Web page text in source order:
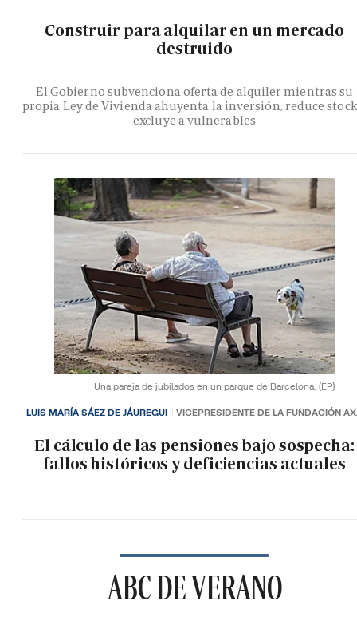
Construir para alquilar en un mercado
destruido
El Gobierno subvenciona oferta de alquiler mientras su
propia Ley de Vivienda ahuyenta la inversión, reduce
excluye a vulnerables
Una pareja de jubilados en un parque de Barcelona. (EP)
El cálculo de las pensiones bajo sospecha:
fallos históricos y deficiencias actuales
LUIS MARÍA SÁEZ DE JÁUREGUI VICEPRESIDENTE DE LA FUNDACIÓN
ABC DE VERANO